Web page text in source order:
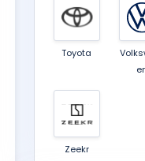
Toyota
Zeekr